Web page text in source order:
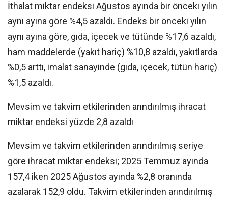
İthalat miktar endeksi Ağustos ayında bir önceki yılın
aynı ayına göre %4,5 azaldı. Endeks bir önceki yılın
aynı ayına göre, gıda, içecek ve tütünde %17,6 azaldı,
ham maddelerde (yakıt hariç) %10,8 azaldı, yakıtlarda
%0,5 arttı, imalat sanayinde (gıda, içecek, tütün hariç)
%1,5 azaldı.
Mevsim ve takvim etkilerinden arındırılmış ihracat
miktar endeksi yüzde 2,8 azaldı
Mevsim ve takvim etkilerinden arındırılmış seriye
göre ihracat miktar endeksi; 2025 Temmuz ayında
157,4 iken 2025 Ağustos ayında %2,8 oranında
azalarak 152,9 oldu. Takvim etkilerinden arındırılmış